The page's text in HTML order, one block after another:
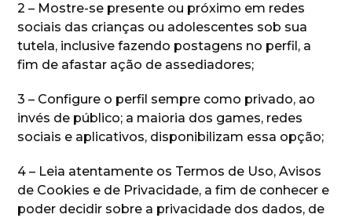
2 – Mostre-se presente ou próximo em redes
sociais das crianças ou adolescentes sob sua
tutela, inclusive fazendo postagens no perfil, a
fim de afastar ação de assediadores;
3 – Configure o perfil sempre como privado, ao
invés de público; a maioria dos games, redes
sociais e aplicativos, disponibilizam essa opção;
4 – Leia atentamente os Termos de Uso, Avisos
de Cookies e de Privacidade, a fim de conhecer e
poder decidir sobre a privacidade dos dados, de